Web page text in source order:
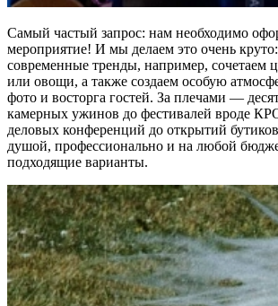
Самый частый запрос: нам необходимо
мероприятие! И мы делаем это очень
современные тренды, например, сочетаем
или овощи, а также создаем особую
фото и восторга гостей. За плечами —
камерных ужинов до фестивалей вроде
деловых конференций до открытий
душой, профессионально и на любой
подходящие варианты.